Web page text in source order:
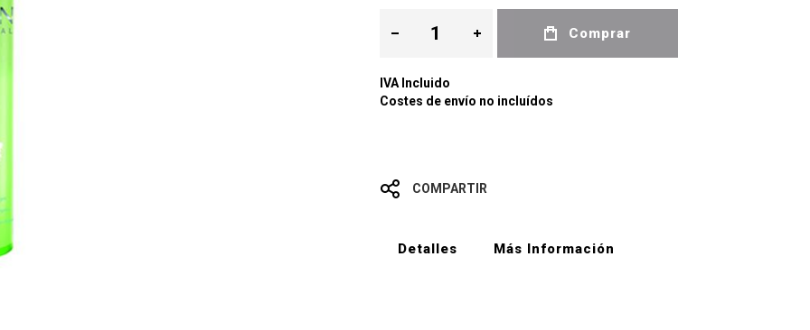
Comprar
IVA Incluido
Costes de envío no incluídos
COMPARTIR
Detalles Más Información